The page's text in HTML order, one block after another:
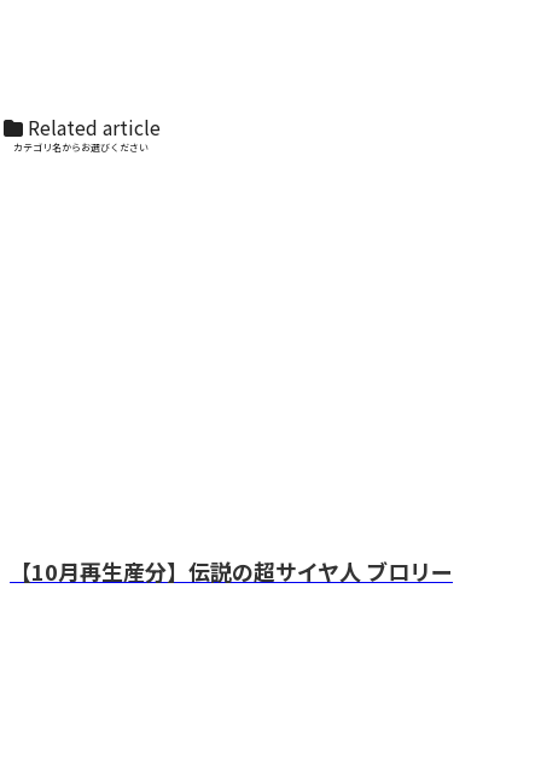
Related article
カテゴリ名からお選びください
【10月再生産分】伝説の超サイヤ人 ブロリー